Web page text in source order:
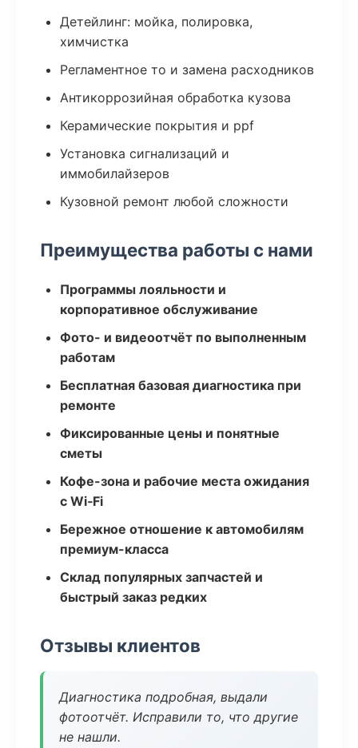
Детейлинг: мойка, полировка,
химчистка
Регламентное то и замена расходников
Антикоррозийная обработка кузова
Керамические покрытия и ppf
Установка сигнализаций и
иммобилайзеров
Кузовной ремонт любой сложности
Преимущества работы с нами
Программы лояльности и
корпоративное обслуживание
Фото- и видеоотчёт по выполненным
работам
Бесплатная базовая диагностика при
ремонте
Фиксированные цены и понятные
сметы
Кофе-зона и рабочие места ожидания
с Wi‑Fi
Бережное отношение к автомобилям
премиум-класса
Склад популярных запчастей и
быстрый заказ редких
Отзывы клиентов
Диагностика подробная, выдали
фотоотчёт. Исправили то, что другие
не нашли.